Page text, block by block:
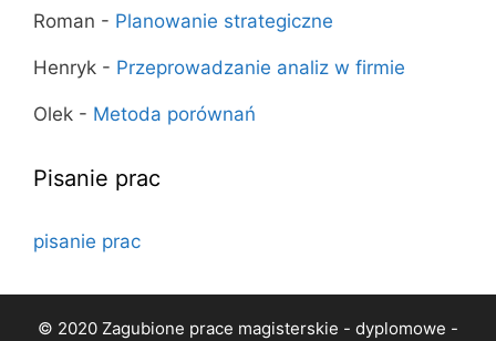
Roman - Planowanie strategiczne
Henryk - Przeprowadzanie analiz w firmie
Olek - Metoda porównań
Pisanie prac
pisanie prac
© 2020 Zagubione prace magisterskie - dyplomowe -